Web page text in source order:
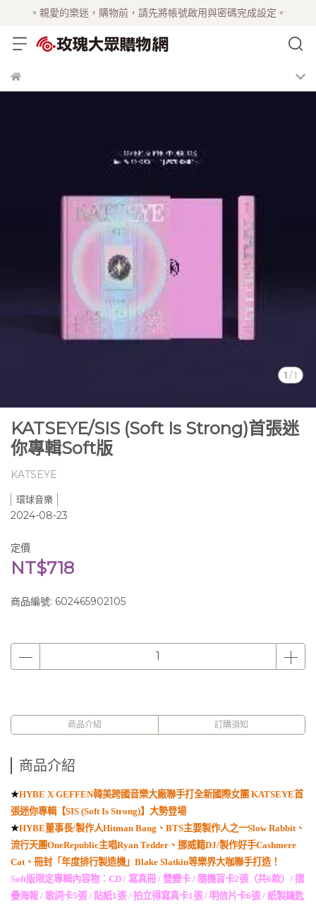
。親愛的樂迷，購物前，請先將帳號啟用與密碼完成設定。
1 /1
KATSEYE/SIS (Soft Is Strong)首張迷
你專輯Soft版
KATSEYE
環球音樂
2024-08-23
定價
NT$718
商品編號: 602465902105
商品介紹 訂購須知
商品介紹
★HYBE X GEFFEN韓美跨國音樂大廠聯手打全新國際女團 KATSEYE首
張迷你專輯【SIS (Soft Is Strong)】大勢登場
★HYBE董事長/製作人Hitman Bang 、 BTS主要製作人之一Slow Rabbit、
流行天團OneRepublic主唱Ryan Tedder 、挪威籍DJ/製作好手Cashmere
Cat、冊封「年度排行製造機」 Blake Slatkin等樂界大咖聯手打造！
Soft版限定專輯內容物： CD / 寫真冊/ 雙變卡 / 隨機盲卡2張（共6款） / 摺
疊海報 / 歌詞卡5張 / 貼紙1張 / 拍立得寫真卡1張 / 明信片卡6張 / 紙製鑰匙